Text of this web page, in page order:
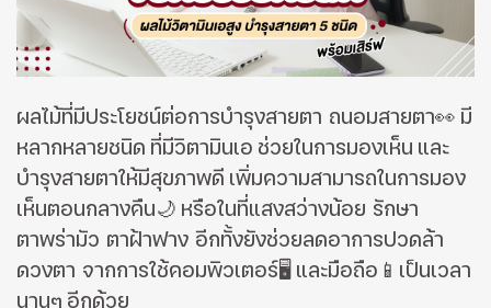
ผลไม้ที่มีประโยชน์ต่อการบำรุงสายตา ถนอมสายตา👀 มี
หลากหลายชนิด ที่มีวิตามินเอ ช่วยในการมองเห็น และ
บำรุงสายตาให้มีสุขภาพดี เพิ่มความสามารถในการมอง
เห็นตอนกลางคืน🌙 หรือในที่แสงสว่างน้อย รักษา
ตาพร่ามัว ตาฝ้าฟาง อีกทั้งยังช่วยลดอาการปวดล้า
ดวงตา จากการใช้คอมพิวเตอร์🖥 และมือถือ 📱 เป็นเวลา
นานๆ อีกด้วย